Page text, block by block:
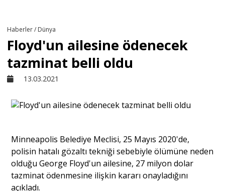
Derkenar
Ekonomi
Haberler / Dünya
Floyd'un ailesine ödenecek
tazminat belli oldu
13.03.2021
Minneapolis Belediye Meclisi, 25 Mayıs 2020'de,
polisin hatalı gözaltı tekniği sebebiyle ölümüne neden
olduğu George Floyd'un ailesine, 27 milyon dolar
tazminat ödenmesine ilişkin kararı onayladığını
açıkladı.